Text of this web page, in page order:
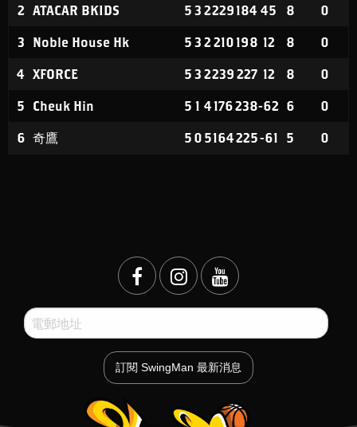
2 ATACAR BKIDS 5 3 2229 184 45 8 0
3 Noble House Hk 5 3 2210 198 12 8 0
4 XFORCE 5 3 2239 227 12 8 0
5 Cheuk Hin 5 1 4176238-62 6 0
6 奇鷹 5 0 5164225-61 5 0